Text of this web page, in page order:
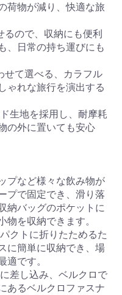
荷物が減り、快適な旅
るので、収納にも便利
、日常の持ち運びにも
せて選べる、カラフル
ゃれな旅行を演出する
生地を採用し、耐摩耗
の外に置いても安心
プなど様々な飲み物が
プで固定でき、滑り落
納バッグのポケットに
物を収納できます。
クトに折りたためるた
に簡単に収納でき、場
適です。
差し込み、ベルクロで
あるベルクロファスナ